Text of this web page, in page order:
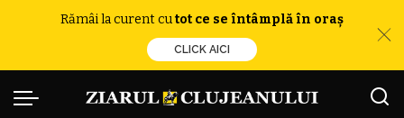
Rămâi la curent cutot ce se întâmplă în oraș
CLICK AICI